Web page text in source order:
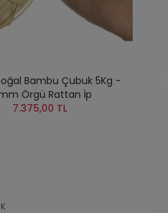
Bambu Çubuk 5Kg -
Örgü Rattan İp
7.375,00 TL